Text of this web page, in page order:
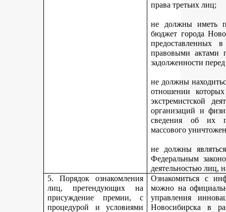
права третьих лиц;
не должны иметь
бюджет города
предоставленных
правовыми актами
задолженности
не должны
отношении
экстремистской
организаций и
сведения об их
массового
не должны
Федеральным
деятельностью лиц,
5. Порядок ознакомления
лиц, претендующих на
присуждение премии, с
процедурой и условиями
Ознакомиться с
можно на
управления
Новосибирска в